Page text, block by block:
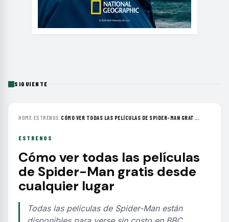
SIGUIENTE
HOME›ESTRENOS ›CÓMO VER TODAS LAS PELÍCULAS DE SPIDER-MAN GRAT...
ESTRENOS
Cómo ver todas las películas
de Spider-Man gratis desde
cualquier lugar
Todas las películas de Spider-Man están